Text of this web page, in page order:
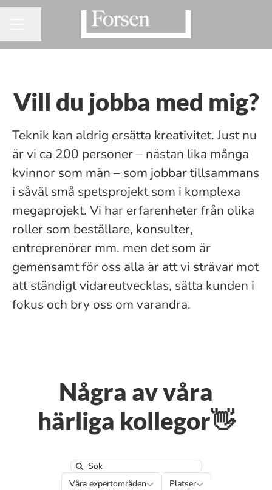
Vill du jobba med mig?
Teknik kan aldrig ersätta kreativitet. Just nu
är vi ca 200 personer – nästan lika många
kvinnor som män – som jobbar tillsammans
i såväl små spetsprojekt som i komplexa
megaprojekt. Vi har erfarenheter från olika
roller som beställare, konsulter,
entreprenörer mm. men det som är
gemensamt för oss alla är att vi strävar mot
att ständigt vidareutvecklas, sätta kunden i
fokus och bry oss om varandra.
Några av våra
härliga kollegor👋
Search Våra expertområden
Våra expertområden Platser
Platser